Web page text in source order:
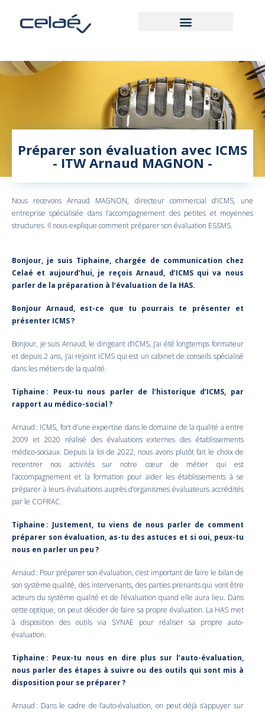
Préparer son évaluation avec ICMS
- ITW Arnaud MAGNON -
Nous recevons Arnaud MAGNON, directeur commercial d’ICMS, une
entreprise spécialisée dans l’accompagnement des petites et moyennes
structures. Il nous explique comment préparer son évaluation ESSMS.
Bonjour, je suis Tiphaine, chargée de communication chez
Celaé et aujourd’hui, je reçois Arnaud, d’ICMS qui va nous
parler de la préparation à l’évaluation de la HAS.
Bonjour Arnaud, est-ce que tu pourrais te présenter et
présenter ICMS ?
Bonjour, je suis Arnaud, le dirigeant d’ICMS, j’ai été longtemps formateur
et depuis 2 ans, j’ai rejoint ICMS qui est un cabinet de conseils spécialisé
dans les métiers de la qualité.
Tiphaine : Peux-tu nous parler de l’historique d’ICMS, par
rapport au médico-social ?
Arnaud : ICMS, fort d’une expertise dans le domaine de la qualité a entre
2009 et 2020 réalisé des évaluations externes des établissements
médico-sociaux. Depuis la loi de 2022, nous avons plutôt fait le choix de
recentrer nos activités sur notre cœur de métier qui est
l’accompagnement et la formation pour aider les établissements à se
préparer à leurs évaluations auprès d’organismes évaluateurs accrédités
par le COFRAC.
Tiphaine : Justement, tu viens de nous parler de comment
préparer son évaluation, as-tu des astuces et si oui, peux-tu
nous en parler un peu ?
Arnaud : Pour préparer son évaluation, c’est important de faire le bilan de
son système qualité, des intervenants, des parties prenants qui vont être
acteurs du système qualité et de l’évaluation quand elle aura lieu. Dans
cette optique, on peut décider de faire sa propre évaluation. La HAS met
à disposition des outils via SYNAE pour réaliser sa propre auto-
évaluation.
Tiphaine : Peux-tu nous en dire plus sur l’auto-évaluation,
nous parler des étapes à suivre ou des outils qui sont mis à
disposition pour se préparer ?
Arnaud : Dans le cadre de l’auto-évaluation, on peut déjà s’appuyer sur